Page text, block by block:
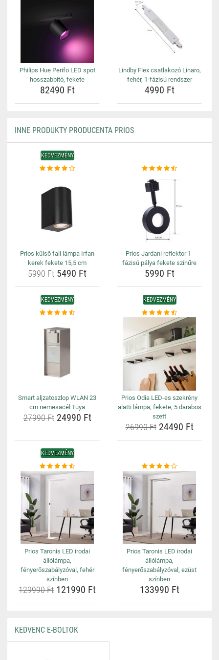
Philips Hue Perifo LED spot
hosszabbító, fekete
82490 Ft
Lindby Flex csatlakozó Linaro,
fehér, 1-fázisú rendszer
4990 Ft
INNE PRODUKTY PRODUCENTA PRIOS
KEDVEZMÉNY
Prios külső fali lámpa Irfan
kerek fekete 15,5 cm
5990 Ft 5490 Ft
Prios Jardani reflektor 1-
fázisú pálya fekete színűre
5990 Ft
KEDVEZMÉNY
Smart aljzatoszlop WLAN 23
cm nemesacél Tuya
27990 Ft24990 Ft
KEDVEZMÉNY
Prios Odia LED-es szekrény
alatti lámpa, fekete, 5 darabos
szett
26990 Ft24490 Ft
KEDVEZMÉNY
Prios Taronis LED irodai
állólámpa,
fényerőszabályzóval, fehér
színben
129990 Ft 121990 Ft
Prios Taronis LED irodai
állólámpa,
fényerőszabályzóval, ezüst
színben
133990 Ft
KEDVENC E-BOLTOK